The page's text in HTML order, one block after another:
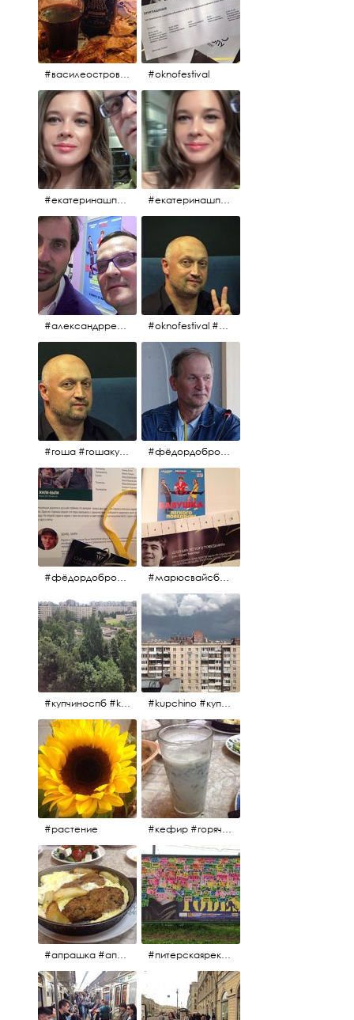
#василеостровское #синяяборода #пиво #пивовобла #вобла #рыба #oknofestival
#екатеринашпица #шпица @ekaterinashpitsa #екатеринашпица #шпица @ekaterinashpitsa
#александрревва #ревва #артурпирожков #бабушкалегкогоповедения @arthurpirozhkov #oknofestival #gosha #гошакуценко
#гоша #гошакуценко #oknofestival #фёдордобронравов #кино #хорошеекино #жилибыли
#фёдордобронравов #эдуардпарри #жилибыли #иринарозанова #марюсвайсберг #александрревва #глюкоза #любовьвбольшомгороде #ххvфестивальроссийскогокино
#купчиноспб #kupchino #kupchino #купчиноспб
#растение #кефир #горячийкефир #национальноеблюдо #лаваш #вкусно
#апрашка #апраксиндвор #кафенаапрашке #куринаякотлетанасковороде #сковородка #кафедлясвоих #питерскаяреклама #todes #куколки #окраинапитера #фрунзенскийрайон